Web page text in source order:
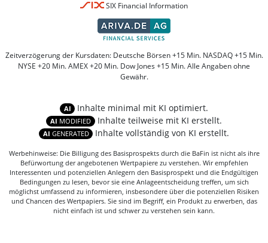
SIX Financial Information
Zeitverzögerung der Kursdaten: Deutsche Börsen +15 Min. NASDAQ +15 Min.
NYSE +20 Min. AMEX +20 Min. Dow Jones +15 Min. Alle Angaben ohne
Gewähr.
AI Inhalte minimal mit KI optimiert.
AI MODIFIED Inhalte teilweise mit KI erstellt.
AI GENERATED Inhalte vollständig von KI erstellt.
Werbehinweise: Die Billigung des Basisprospekts durch die BaFin ist nicht als ihre
Befürwortung der angebotenen Wertpapiere zu verstehen. Wir empfehlen
Interessenten und potenziellen Anlegern den Basisprospekt und die Endgültigen
Bedingungen zu lesen, bevor sie eine Anlageentscheidung treffen, um sich
möglichst umfassend zu informieren, insbesondere über die potenziellen Risiken
und Chancen des Wertpapiers. Sie sind im Begriff, ein Produkt zu erwerben, das
nicht einfach ist und schwer zu verstehen sein kann.